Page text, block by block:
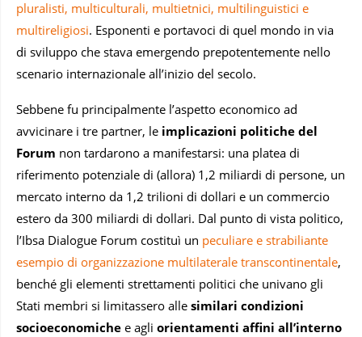
pluralisti, multiculturali, multietnici, multilinguistici e
multireligiosi. Esponenti e portavoci di quel mondo in via
di sviluppo che stava emergendo prepotentemente nello
scenario internazionale all’inizio del secolo.
Sebbene fu principalmente l’aspetto economico ad
avvicinare i tre partner, le implicazioni politiche del
Forum non tardarono a manifestarsi: una platea di
riferimento potenziale di (allora) 1,2 miliardi di persone, un
mercato interno da 1,2 trilioni di dollari e un commercio
estero da 300 miliardi di dollari. Dal punto di vista politico,
l’Ibsa Dialogue Forum costituì un peculiare e strabiliante
esempio di organizzazione multilaterale transcontinentale,
benché gli elementi strettamenti politici che univano gli
Stati membri si limitassero alle similari condizioni
socioeconomiche e agli orientamenti affini all’interno